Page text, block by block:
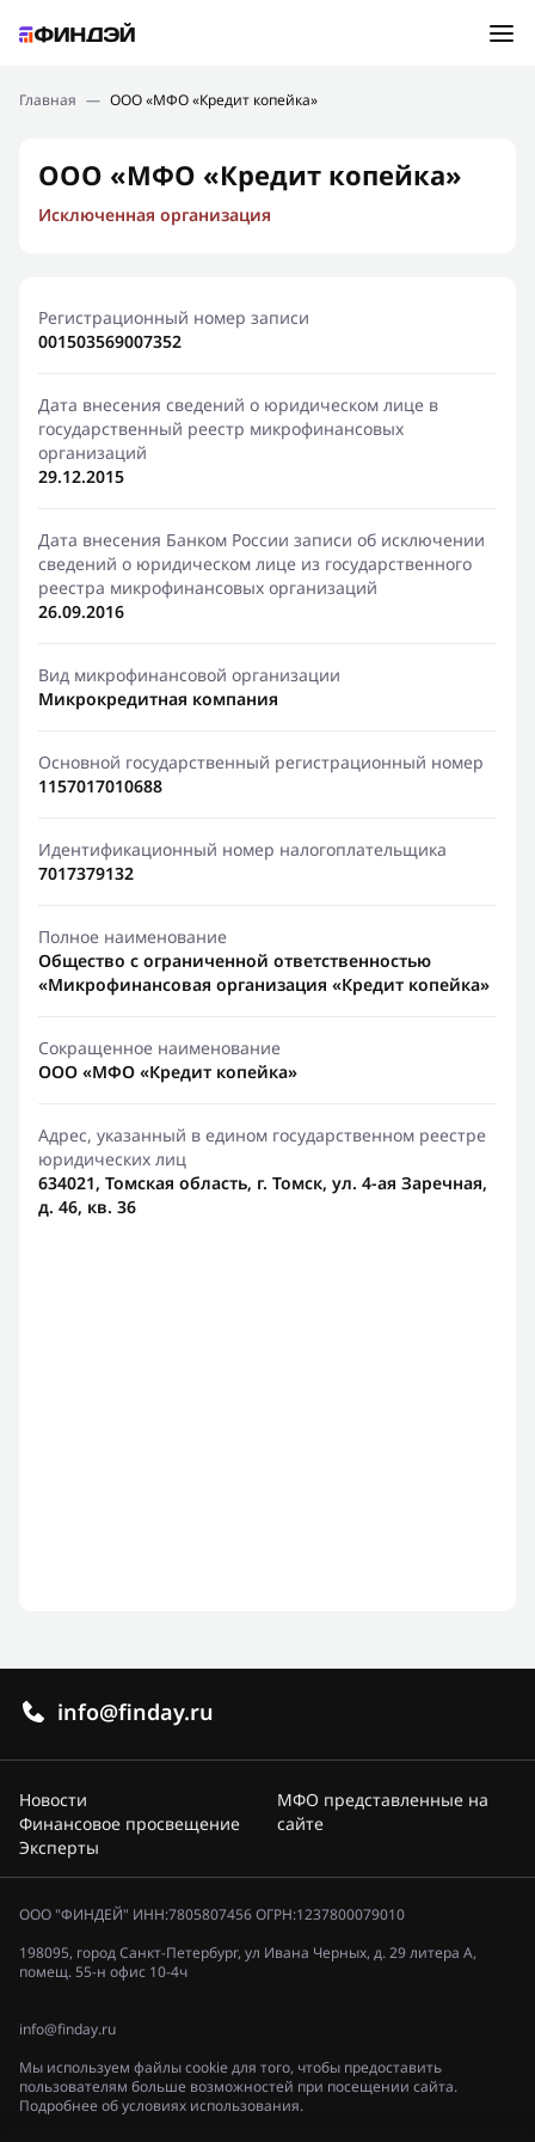
Подбор займа
Новости
Финансовое просвещение
Главная — ООО «МФО «Кредит копейка»
ООО «МФО «Кредит копейка»
Исключенная организация
Регистрационный номер записи
001503569007352
Дата внесения сведений о юридическом лице в
государственный реестр микрофинансовых
организаций
29.12.2015
Дата внесения Банком России записи об исключении
сведений о юридическом лице из государственного
реестра микрофинансовых организаций
26.09.2016
Вид микрофинансовой организации
Микрокредитная компания
Основной государственный регистрационный номер
1157017010688
Идентификационный номер налогоплательщика
7017379132
Полное наименование
Общество с ограниченной ответственностью
«Микрофинансовая организация «Кредит копейка»
Сокращенное наименование
ООО «МФО «Кредит копейка»
Адрес, указанный в едином государственном реестре
юридических лиц
634021, Томская область, г. Томск, ул. 4-ая Заречная,
д. 46, кв. 36
info@finday.ru
Новости
Финансовое просвещение
Эксперты
МФО представленные на
сайте
ООО "ФИНДЕЙ" ИНН:7805807456 ОГРН:1237800079010
198095, город Санкт-Петербург, ул Ивана Черных, д. 29 литера А,
помещ. 55-н офис 10-4ч
info@finday.ru
Мы используем файлы cookie для того, чтобы предоставить
пользователям больше возможностей при посещении сайта.
Подробнее об условиях использования.
Ошибка:Контактная форма не найдена.
Спасибо, что написали нам
Мы свяжемся с Вами в ближайшее время и сообщим
результат
Отправить новый запрос